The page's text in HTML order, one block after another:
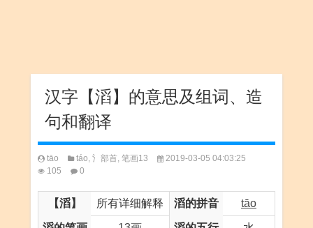
汉字【滔】的意思及组词、造
句和翻译
tāo táo, 氵部首, 笔画13
2019-03-05 04:03:25
105
0
【滔】 所有详细解释 滔的拼音 tāo